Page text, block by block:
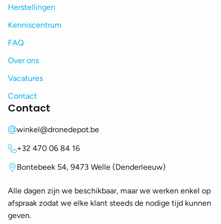
Herstellingen
Kenniscentrum
FAQ
Over ons
Vacatures
Contact
Contact
winkel@dronedepot.be
+32 470 06 84 16
Bontebeek 54, 9473 Welle (Denderleeuw)
Alle dagen zijn we beschikbaar, maar we werken enkel op
afspraak zodat we elke klant steeds de nodige tijd kunnen
geven.